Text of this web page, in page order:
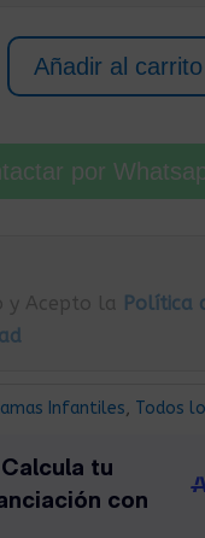
230,00€.
Añadir al carrito
por
y Acepto la Política
Infantiles, Todos